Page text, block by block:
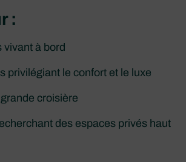
:
vivant à bord
privilégiant le confort et le luxe
croisière
des espaces privés haut